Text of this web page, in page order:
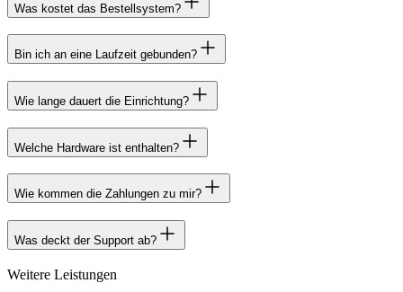
Was kostet das Bestellsystem?
Bin ich an eine Laufzeit gebunden?
Wie lange dauert die Einrichtung?
Welche Hardware ist enthalten?
Wie kommen die Zahlungen zu mir?
Was deckt der Support ab?
Weitere Leistungen